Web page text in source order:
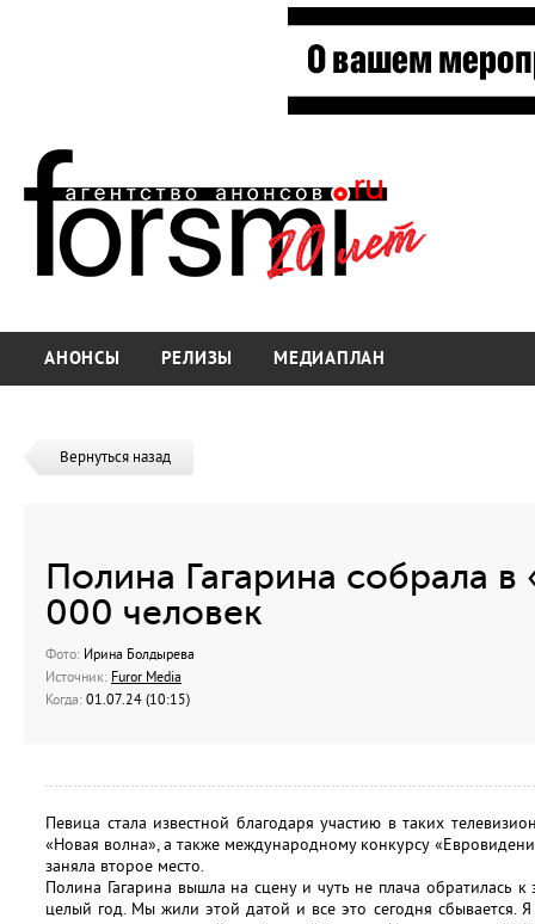
АНОНСЫ РЕЛИЗЫ МЕДИАПЛАН
Вернуться назад
Полина Гагарина собрала
000 человек
Фото: Ирина Болдырева
Источник: Furor Media
Когда: 01.07.24 (10:15)
Певица стала известной благодаря участию в таких
«Новая волна», а также международному конкурсу
заняла второе место.
Полина Гагарина вышла на сцену и чуть не плача обратилась
целый год. Мы жили этой датой и все это сегодня сбывается.